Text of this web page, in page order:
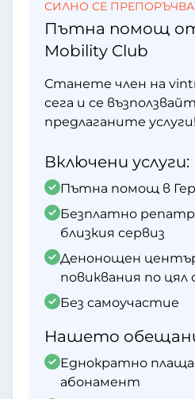
СИЛНО СЕ ПРЕПОРЪЧВА
Пътна помощ
Mobility Club
Станете член на
сега и се
предлаганите услуги!
Включени услуги:
Пътна помощ в
Безплатно
близкия сервиз
Денонощен
повиквания по цял
Без самоучастие
Нашето
Еднократно
абонамент